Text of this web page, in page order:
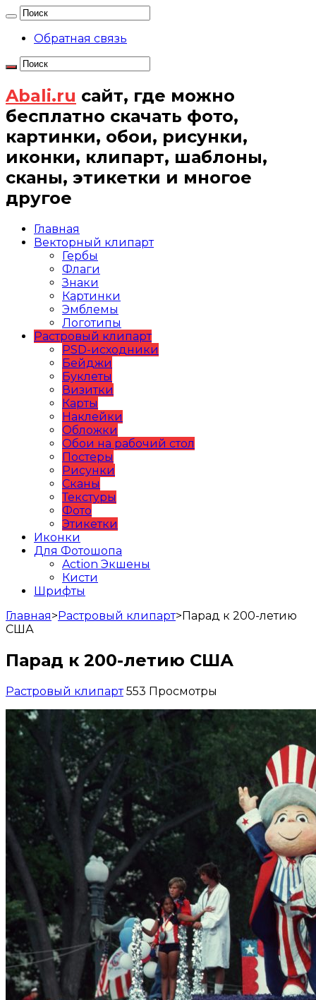
Обратная связь
Abali.ru сайт, где можно
бесплатно скачать фото,
картинки, обои, рисунки,
иконки, клипарт, шаблоны,
сканы, этикетки и многое
другое
Главная
Векторный клипарт
Гербы
Флаги
Знаки
Картинки
Эмблемы
Логотипы
Растровый клипарт
PSD-исходники
Бейджи
Буклеты
Визитки
Карты
Наклейки
Обложки
Обои на рабочий стол
Постеры
Рисунки
Сканы
Текстуры
Фото
Этикетки
Иконки
Для Фотошопа
Action Экшены
Кисти
Шрифты
Главная>Растровый клипарт>Парад к 200-летию
США
Парад к 200-летию США
Растровый клипарт 553 Просмотры